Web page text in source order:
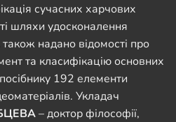
сучасних харчових
шляхи удосконалення
надано відомості про
та класифікацію основних
192 елементи
Укладач
– доктор філософії,